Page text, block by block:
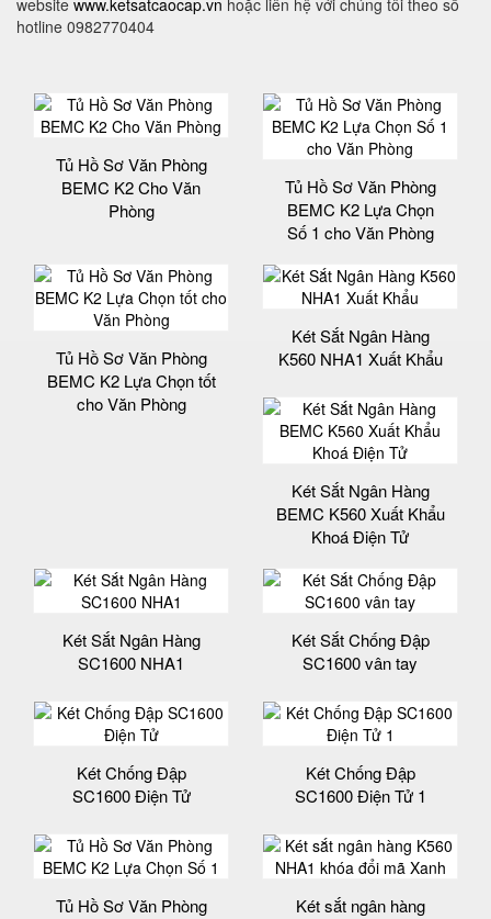
website www.ketsatcaocap.vn hoặc liên hệ với chúng tôi theo số
hotline 0982770404
Tủ Hồ Sơ Văn Phòng
BEMC K2 Cho Văn
Phòng
Tủ Hồ Sơ Văn Phòng
BEMC K2 Lựa Chọn
Số 1 cho Văn Phòng
Tủ Hồ Sơ Văn Phòng
BEMC K2 Lựa Chọn tốt
cho Văn Phòng
Két Sắt Ngân Hàng
K560 NHA1 Xuất Khẩu
Két Sắt Ngân Hàng
BEMC K560 Xuất Khẩu
Khoá Điện Tử
Két Sắt Ngân Hàng
SC1600 NHA1
Két Sắt Chống Đập
SC1600 vân tay
Két Chống Đập
SC1600 Điện Tử
Két Chống Đập
SC1600 Điện Tử 1
Tủ Hồ Sơ Văn Phòng
Két sắt ngân hàng